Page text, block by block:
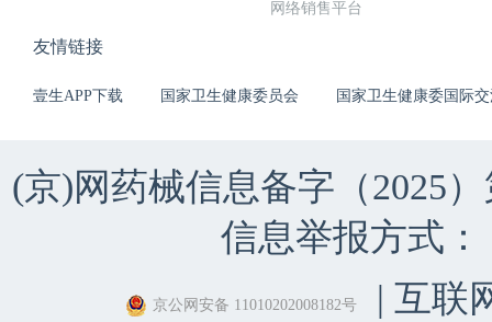
网络销售平台
友情链接
壹生APP下载 国家卫生健康委员会 国家卫生健康委国际
(京)网药械信息备字（2025
信息举报方式：
京公网安备 11010202008182号
| 互联